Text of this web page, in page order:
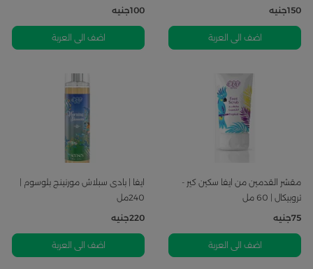
150جنيه
اضف الى العربة
100جنيه
اضف الى العربة
مقشر القدمين من ايفا سكين كير -
تروبيكال | 60 مل
75جنيه
اضف الى العربة
ايفا | بادى سبلاش مورنينج بلوسوم |
240مل
220جنيه
اضف الى العربة